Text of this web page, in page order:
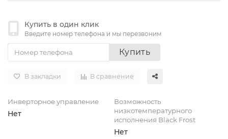
Купить в один клик
Введите номер телефона и мы перезвоним
Купить
В закладки В сравнение
Инверторное управление
Нет
Возможность
низкотемпературного
исполнения Black Frost
Нет